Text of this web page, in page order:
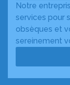
Notre
services pour
obsèques et
sereinement